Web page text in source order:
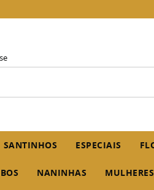
SANTINHOS ESPECIAIS
NANINHAS MULHERES